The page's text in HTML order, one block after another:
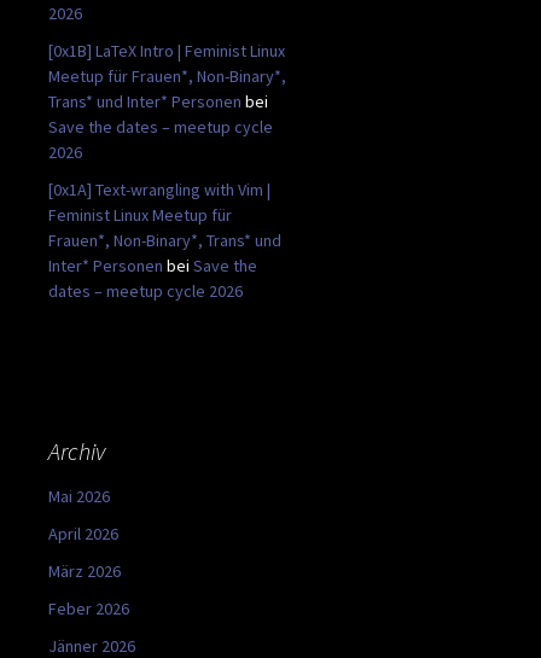
2026
[0x1B] LaTeX Intro | Feminist Linux
Meetup für Frauen*, Non-Binary*,
Trans* und Inter* Personen bei
Save the dates – meetup cycle
2026
[0x1A] Text-wrangling with Vim |
Feminist Linux Meetup für
Frauen*, Non-Binary*, Trans* und
Inter* Personen bei Save the
dates – meetup cycle 2026
Archiv
Mai 2026
April 2026
März 2026
Feber 2026
Jänner 2026